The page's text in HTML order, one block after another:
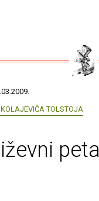
TOLSTOJA